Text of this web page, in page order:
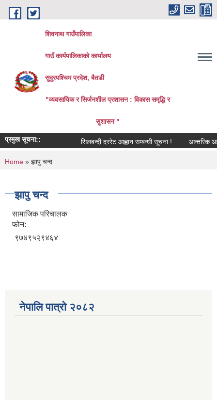
Skip to main content
शिवनाथ गाउँपालिका
गाउँ कार्यपालिकाकाे कार्यालय
सुदुरपश्चिम प्रदेश, बैतडी
"व्यवसायिक र सिर्जनशील प्रशासन : विकास समृद्धि र
सुशासन "
प्रमुख सूचना:: सिलबन्दी दररेट आह्वान सम्बन्धी सूचना ! आन्तरिक आय
You are here
Home » झापु चन्द
झापु चन्द
सामाजिक परिचालक
फोन:
९७४९५२९४६४
नेपालि पात्रो २०८२